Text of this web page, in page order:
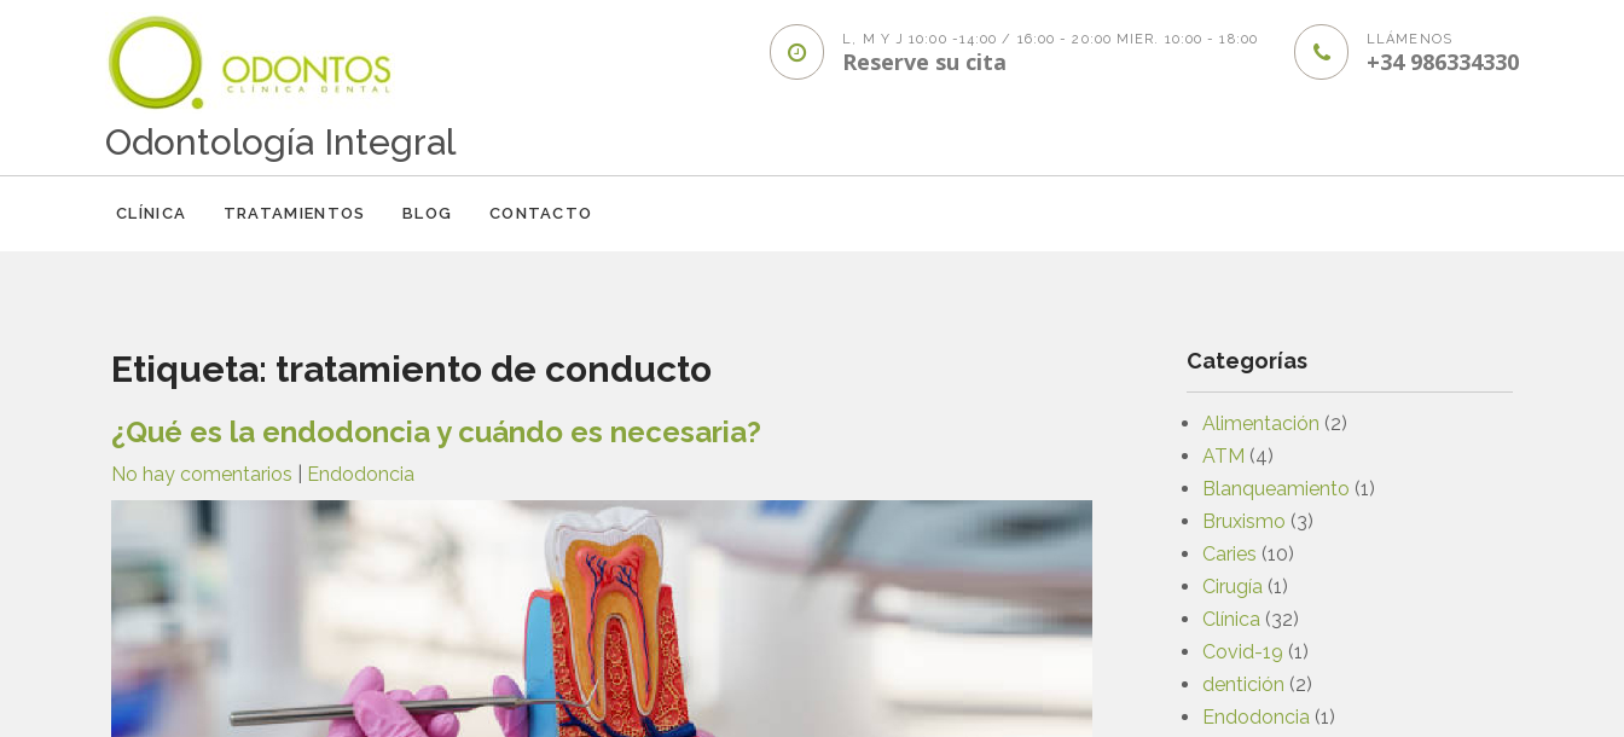
Odontología Integral
L, M Y J 10:00 -14:00 / 16:00 - 20:00 MIER. 10:00 - 18:00
Reserve su cita
LLÁMENOS
+34 986334330
CLÍNICA TRATAMIENTOS BLOG CONTACTO
Etiqueta: tratamiento de conducto
¿Qué es la endodoncia y cuándo es necesaria?
No hay comentarios Endodoncia
Categorías
Alimentación (2)
ATM (4)
Blanqueamiento (1)
Bruxismo (3)
Caries (10)
Cirugía (1)
Clínica (32)
Covid-19 (1)
dentición (2)
Endodoncia (1)